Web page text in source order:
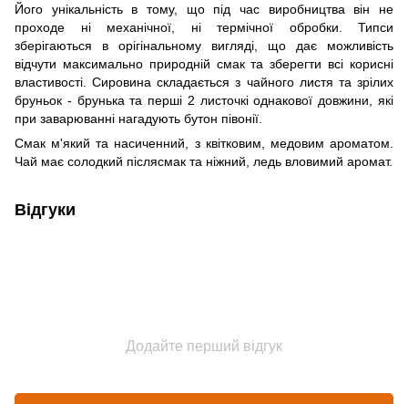
Його унікальність в тому, що під час виробництва він не
проходе ні механічної, ні термічної обробки. Типси
зберігаються в орігінальному вигляді, що дає можливість
відчути максимально природній смак та зберегти всі корисні
властивості. Сировина складається з чайного листя та зрілих
бруньок - брунька та перші 2 листочкі однакової довжини, які
при заварюванні нагадують бутон півонії.
Смак м'який та насиченний, з квітковим, медовим ароматом.
Чай має солодкий післясмак та ніжний, ледь вловимий аромат.
Відгуки
Додайте перший відгук